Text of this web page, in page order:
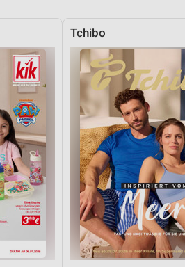
Tchibo